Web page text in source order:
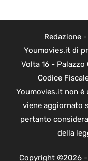
Redazione-
Youmovies.it di
Volta 16 -
Codice
Youmovies.it non
viene aggiornato
pertanto
della
Copyright ©2026